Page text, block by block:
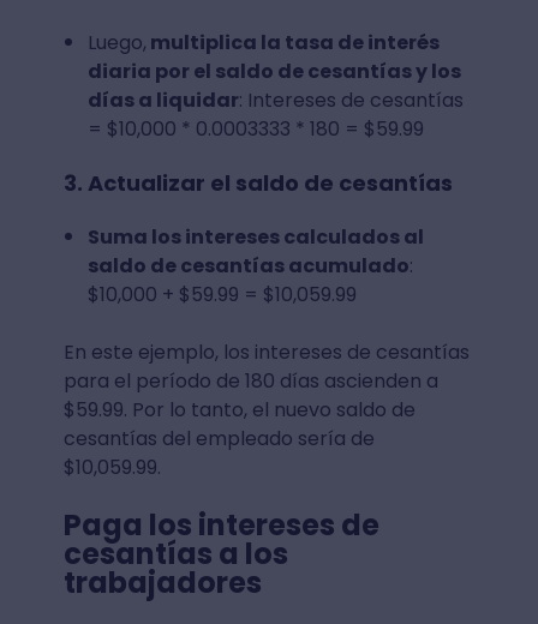
Luego, multiplica la tasa de interés
diaria por el saldo de cesantías y los
días a liquidar: Intereses de cesantías
= $10,000 * 0.0003333 * 180 = $59.99
3. Actualizar el saldo de cesantías
Suma los intereses calculados al
saldo de cesantías acumulado:
$10,000 + $59.99 = $10,059.99
En este ejemplo, los intereses de cesantías
para el período de 180 días ascienden a
$59.99. Por lo tanto, el nuevo saldo de
cesantías del empleado sería de
$10,059.99.
Paga los intereses de
cesantías a los
trabajadores